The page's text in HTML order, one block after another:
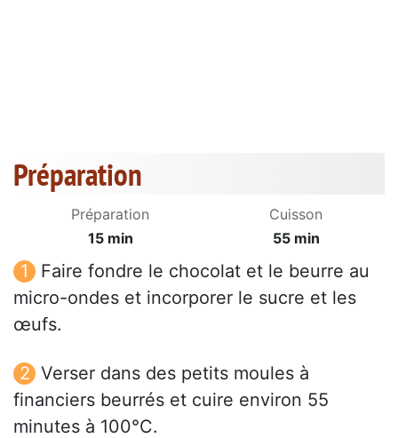
Préparation
Préparation
15 min
Cuisson
55 min
Faire fondre le chocolat et le beurre au
micro-ondes et incorporer le sucre et les
œufs.
Verser dans des petits moules à
financiers beurrés et cuire environ 55
minutes à 100°C.